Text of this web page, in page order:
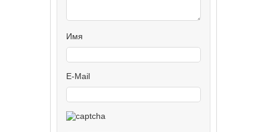
Имя
E-Mail